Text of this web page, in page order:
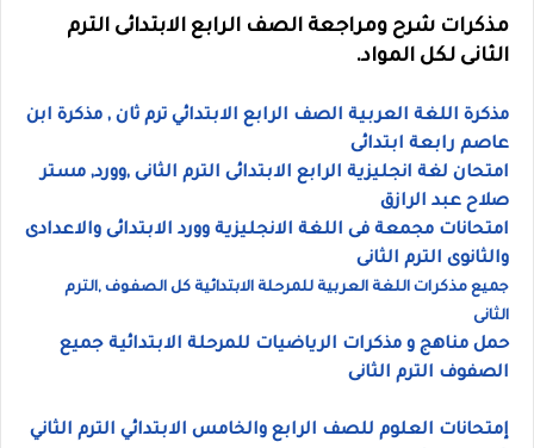
مذكرات شرح ومراجعة الصف الرابع الابتدائى الترم
الثانى لكل المواد.
مذكرة اللغة العربية الصف الرابع الابتدائي ترم ثان , مذكرة ابن
عاصم رابعة ابتدائى
امتحان لغة انجليزية الرابع الابتدائى الترم الثانى ,وورد, مستر
صلاح عبد الرازق
امتحانات مجمعة فى اللغة الانجليزية وورد الابتدائى والاعدادى
والثانوى الترم الثانى
جميع مذكرات اللغة العربية للمرحلة الابتدائية كل الصفوف ,الترم
الثانى
حمل مناهج و مذكرات الرياضيات للمرحلة الابتدائية جميع
الصفوف الترم الثانى
إمتحانات العلوم للصف الرابع والخامس الابتدائي الترم الثاني